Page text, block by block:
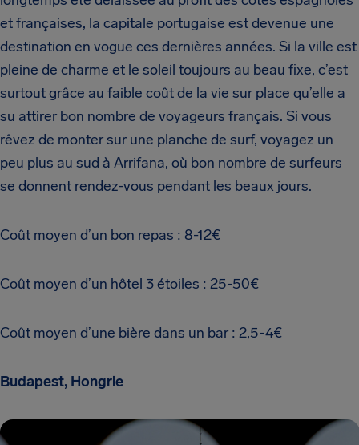
et françaises, la capitale portugaise est devenue une
destination en vogue ces dernières années. Si la ville est
pleine de charme et le soleil toujours au beau fixe, c’est
surtout grâce au faible coût de la vie sur place qu’elle a
su attirer bon nombre de voyageurs français. Si vous
rêvez de monter sur une planche de surf, voyagez un
peu plus au sud à Arrifana, où bon nombre de surfeurs
se donnent rendez-vous pendant les beaux jours.
Coût moyen d’un bon repas : 8-12€
Coût moyen d’un hôtel 3 étoiles : 25-50€
Coût moyen d’une bière dans un bar : 2,5-4€
Budapest, Hongrie